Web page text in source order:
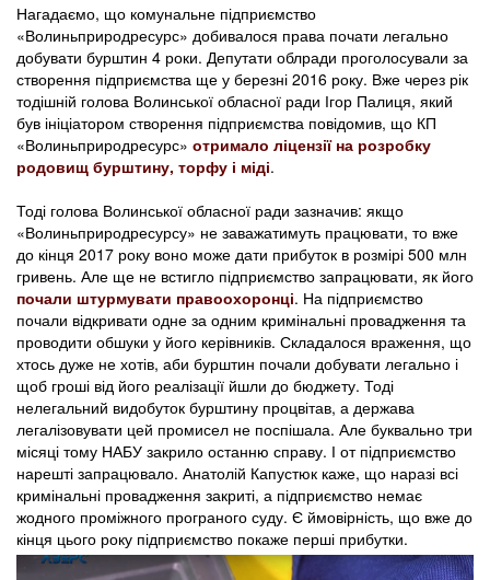
Нагадаємо, що комунальне підприємство
«Волиньприродресурс» добивалося права почати легально
добувати бурштин 4 роки. Депутати облради проголосували за
створення підприємства ще у березні 2016 року. Вже через рік
тодішній голова Волинської обласної ради Ігор Палиця, який
був ініціатором створення підприємства повідомив, що КП
«Волиньприродресурс» отримало ліцензії на розробку
родовищ бурштину, торфу і міді.
Тоді голова Волинської обласної ради зазначив: якщо
«Волиньприродресурсу» не заважатимуть працювати, то вже
до кінця 2017 року воно може дати прибуток в розмірі 500 млн
гривень. Але ще не встигло підприємство запрацювати, як його
почали штурмувати правоохоронці. На підприємство
почали відкривати одне за одним кримінальні провадження та
проводити обшуки у його керівників. Складалося враження, що
хтось дуже не хотів, аби бурштин почали добувати легально і
щоб гроші від його реалізації йшли до бюджету. Тоді
нелегальний видобуток бурштину процвітав, а держава
легалізовувати цей промисел не поспішала. Але буквально три
місяці тому НАБУ закрило останню справу. І от підприємство
нарешті запрацювало. Анатолій Капустюк каже, що наразі всі
кримінальні провадження закриті, а підприємство немає
жодного проміжного програного суду. Є ймовірність, що вже до
кінця цього року підприємство покаже перші прибутки.